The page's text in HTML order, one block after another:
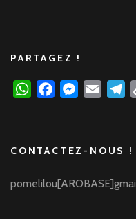
PARTAGEZ !
WhatsAppFacebookMessenger
Email
CONTACTEZ-NOUS !